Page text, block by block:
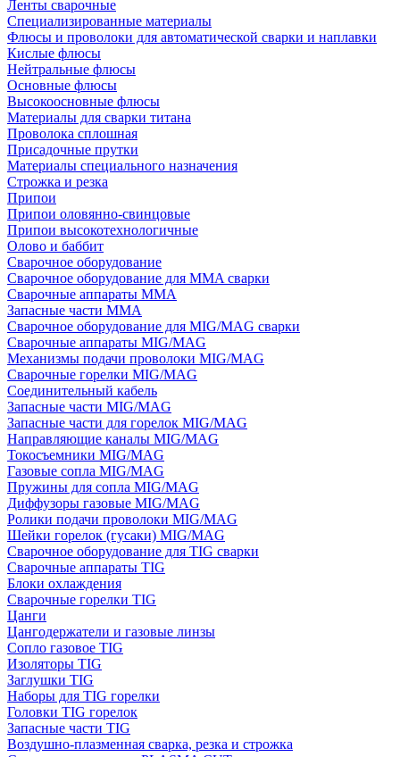
Ленты сварочные
Специализированные материалы
Флюсы и проволоки для автоматической сварки и наплавки
Кислые флюсы
Нейтральные флюсы
Основные флюсы
Высокоосновные флюсы
Материалы для сварки титана
Проволока сплошная
Присадочные прутки
Материалы специального назначения
Строжка и резка
Припои
Припои оловянно-свинцовые
Припои высокотехнологичные
Олово и баббит
Сварочное оборудование
Сварочное оборудование для MMA сварки
Сварочные аппараты MMA
Запасные части MMA
Сварочное оборудование для MIG/MAG сварки
Сварочные аппараты MIG/MAG
Механизмы подачи проволоки MIG/MAG
Сварочные горелки MIG/MAG
Соединительный кабель
Запасные части MIG/MAG
Запасные части для горелок MIG/MAG
Направляющие каналы MIG/MAG
Токосъемники MIG/MAG
Газовые сопла MIG/MAG
Пружины для сопла MIG/MAG
Диффузоры газовые MIG/MAG
Ролики подачи проволоки MIG/MAG
Шейки горелок (гусаки) MIG/MAG
Сварочное оборудование для TIG сварки
Сварочные аппараты TIG
Блоки охлаждения
Сварочные горелки TIG
Цанги
Цангодержатели и газовые линзы
Сопло газовое TIG
Изоляторы TIG
Заглушки TIG
Наборы для TIG горелки
Головки TIG горелок
Запасные части TIG
Воздушно-плазменная сварка, резка и строжка